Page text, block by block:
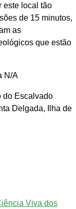
este local tão
de 15 minutos,
as
que estão
N/A
do Escalvado
Delgada, Ilha de
Viva dos